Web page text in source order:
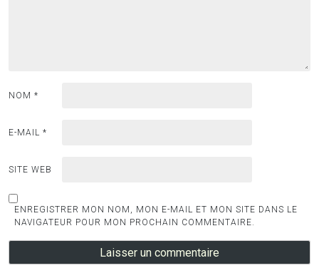
NOM *
E-MAIL *
SITE WEB
ENREGISTRER MON NOM, MON E-MAIL ET MON SITE DANS LE
NAVIGATEUR POUR MON PROCHAIN COMMENTAIRE.